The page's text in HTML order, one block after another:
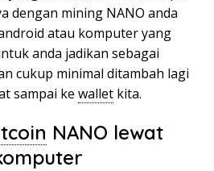
dengan mining NANO anda
atau komputer yang
anda jadikan sebagai
cukup minimal ditambah lagi
sampai ke wallet kita.
NANO lewat